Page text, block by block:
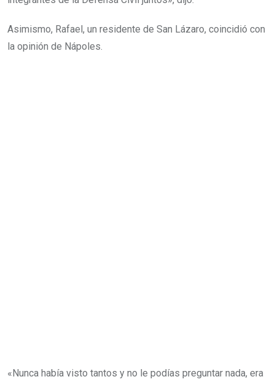
Asimismo, Rafael, un residente de San Lázaro, coincidió con
la opinión de Nápoles.
«Nunca había visto tantos y no le podías preguntar nada, era